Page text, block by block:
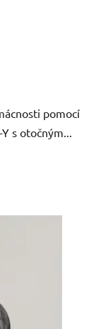
pomocí
s otočným...